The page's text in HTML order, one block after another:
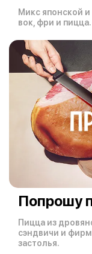
Микс японской
вок, фри и пицца.
Попрошу
Пицца из
сэндвичи и
застолья.